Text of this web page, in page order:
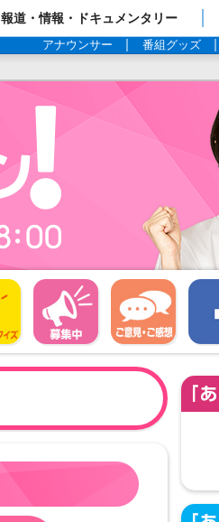
報道・情報・ドキュメンタリー
アナウンサー 番組グッズ